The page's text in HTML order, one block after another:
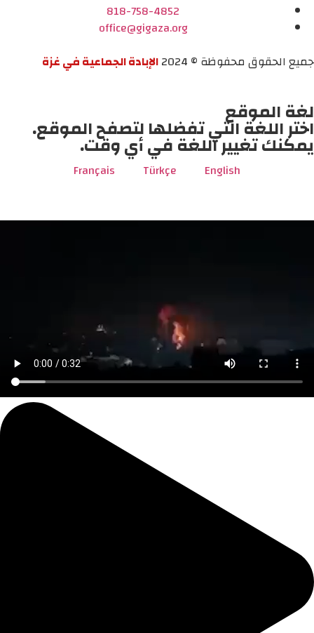
818-758-4852
office@gigaza.org
جميع الحقوق محفوظة © 2024
الإبادة الجماعية في غزة
لغة الموقع
اختر اللغة التي تفضلها لتصفح الموقع.
يمكنك تغيير اللغة في أي وقت.
English
Türkçe
Français